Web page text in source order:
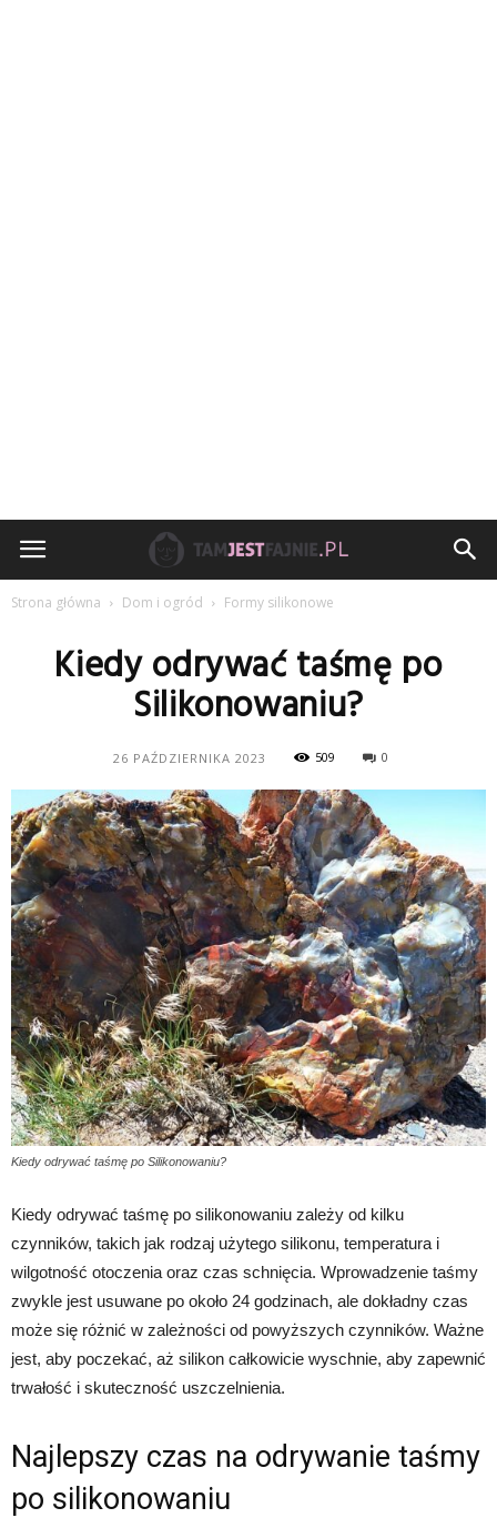
TamJestFajnie.pl
Strona główna Dom i ogród Formy silikonowe
Kiedy odrywać taśmę po
Silikonowaniu?
26 PAŹDZIERNIKA 2023 509 0
Kiedy odrywać taśmę po Silikonowaniu?
Kiedy odrywać taśmę po silikonowaniu zależy od kilku
czynników, takich jak rodzaj użytego silikonu, temperatura i
wilgotność otoczenia oraz czas schnięcia. Wprowadzenie taśmy
zwykle jest usuwane po około 24 godzinach, ale dokładny czas
może się różnić w zależności od powyższych czynników. Ważne
jest, aby poczekać, aż silikon całkowicie wyschnie, aby zapewnić
trwałość i skuteczność uszczelnienia.
Najlepszy czas na odrywanie taśmy
po silikonowaniu